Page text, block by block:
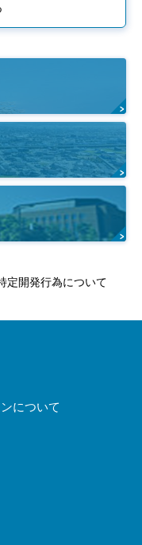
定開発行為について
について